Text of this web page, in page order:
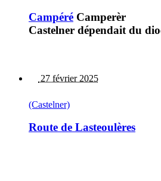
Campéré Camperèr
Castelner dépendait du
27 février 2025
(Castelner)
Route de Lasteoulères